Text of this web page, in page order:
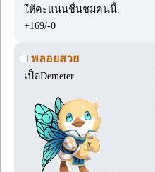
ให้คะแนนชื่นชมคนนี้:
+169/-0
พลอยสวย
เป็ดDemeter